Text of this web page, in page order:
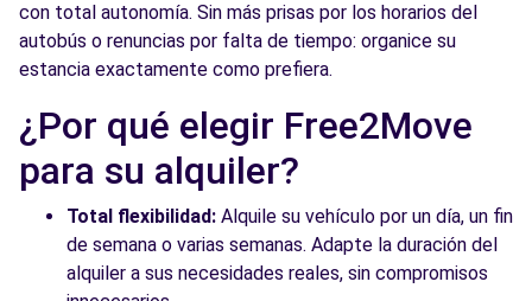
con total autonomía. Sin más prisas por los horarios del
autobús o renuncias por falta de tiempo: organice su
estancia exactamente como prefiera.
¿Por qué elegir Free2Move
para su alquiler?
Total flexibilidad: Alquile su vehículo por un día, un fin
de semana o varias semanas. Adapte la duración del
alquiler a sus necesidades reales, sin compromisos